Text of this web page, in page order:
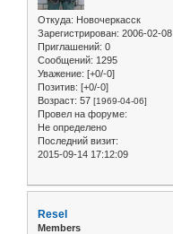
Откуда: Новочеркасск
Зарегистрирован: 2006-02-08
Приглашений: 0
Сообщений: 1295
Уважение: [+0/-0]
Позитив: [+0/-0]
Возраст: 57 [1969-04-06]
Провел на форуме:
Не определено
Последний визит:
2015-09-14 17:12:09
Resel
Members